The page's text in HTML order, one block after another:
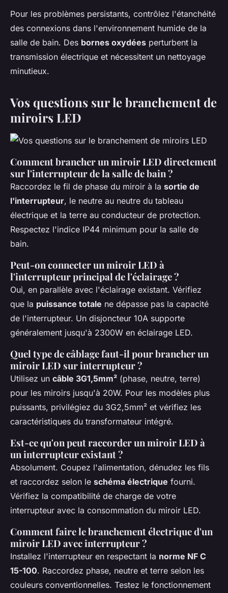
Pour les problèmes persistants, contrôlez l'étanchéité
des connexions dans l'environnement humide de la
salle de bain. Des bornes oxydées perturbent la
transmission électrique et nécessitent un nettoyage
minutieux.
Vos questions sur le branchement de
miroirs LED
Comment brancher un miroir LED directement
sur l'interrupteur de la salle de bain ?
Raccordez le fil de phase du miroir à la sortie de
l'interrupteur, le neutre au neutre du tableau
électrique et la terre au conducteur de protection.
Respectez l'indice IP44 minimum pour la salle de
bain.
Peut-on connecter un miroir LED à
l'interrupteur principal de l'éclairage ?
Oui, en parallèle avec l'éclairage existant. Vérifiez
que la puissance totale ne dépasse pas la capacité
de l'interrupteur. Un disjoncteur 10A supporte
généralement jusqu'à 2300W en éclairage LED.
Quel type de câblage faut-il pour brancher un
miroir LED sur interrupteur ?
Utilisez un câble 3G1,5mm² (phase, neutre, terre)
pour les miroirs jusqu'à 20W. Pour les modèles plus
puissants, privilégiez du 3G2,5mm² et vérifiez les
caractéristiques du transformateur intégré.
Est-ce qu'on peut raccorder un miroir LED à
un interrupteur existant ?
Absolument. Coupez l'alimentation, dénudez les fils
et raccordez selon le schéma électrique fourni.
Vérifiez la compatibilité de charge de votre
interrupteur avec la consommation du miroir LED.
Comment faire le branchement électrique d'un
miroir LED avec interrupteur ?
Installez l'interrupteur en respectant la norme NF C
15-100. Raccordez phase, neutre et terre selon les
couleurs conventionnelles. Testez le fonctionnement